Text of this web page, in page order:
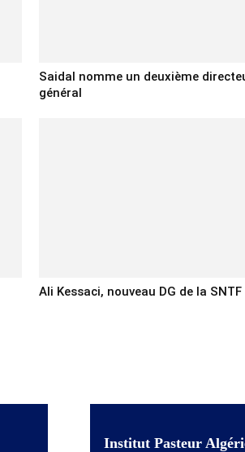
Saidal nomme un deuxième
général
Ali Kessaci, nouveau DG de la SNTF
Institut Pasteur